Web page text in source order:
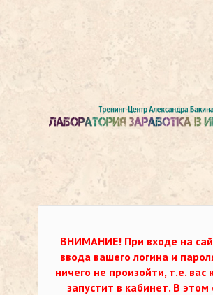
ВНИМАНИЕ! При входе на
ввода вашего логина и
ничего не произойти, т.е. вас
запустит в кабинет. В этом